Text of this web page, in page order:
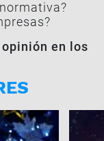
en los